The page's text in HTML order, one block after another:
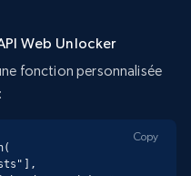
Web Unlocker
fonction personnalisée
Copy